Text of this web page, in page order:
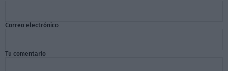
Correo electrónico
Tu comentario